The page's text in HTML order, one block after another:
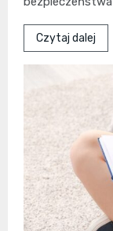
Czytaj dalej